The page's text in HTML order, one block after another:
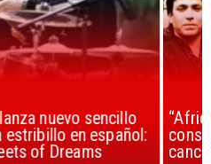
“Africa” de Toto es
considerada la mejor
canción, según la ciencia